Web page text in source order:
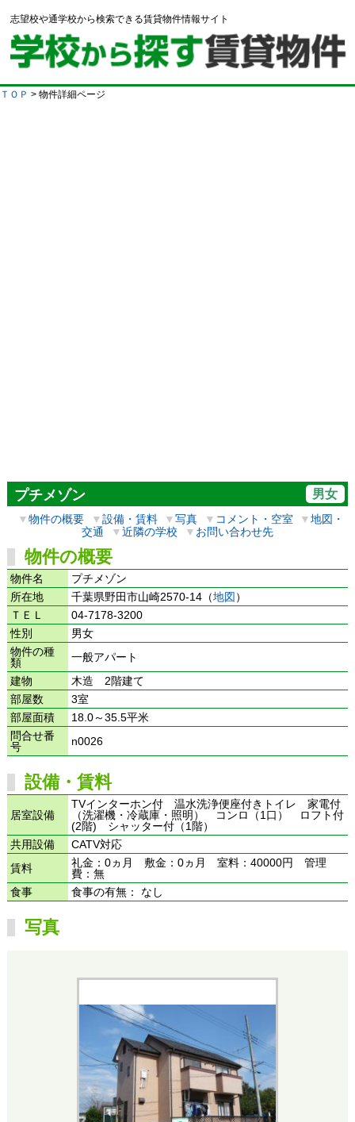
志望校や通学校から検索できる賃貸物件情報サイト
ＴＯＰ > 物件詳細ページ
プチメゾン 男女
▼物件の概要 ▼設備・賃料 ▼写真 ▼ コメント・空室 ▼地図・
交通
▼近隣の学校 ▼ お問い合わせ先
物件の概要
物件名
プチメゾン
所在地
千葉県野田市山崎2570-14（地図 ）
ＴＥＬ
04-7178-3200
性別
男女
物件の種
類
一般アパート
建物
木造 2階建て
部屋数
3室
部屋面積
18.0～35.5平米
問合せ番
号
n0026
設備・賃料
居室設備
TVインターホン付 温水洗浄便座付きトイレ 家電付
（洗濯機・冷蔵庫・照明） コンロ（1口） ロフト付
(2階) シャッター付（1階）
共用設備
CATV対応
賃料
礼金：0ヵ月 敷金：0ヵ月 室料：40000円 管理
費：無
食事
食事の有無： なし
写真